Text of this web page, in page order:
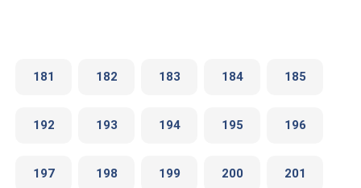
181 182 183 184 185
192 193 194 195 196
197 198 199 200 201